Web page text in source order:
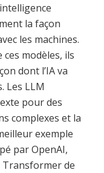
la façon
les machines.
modèles, ils
dont l’IA va
Les LLM
pour des
complexes et la
exemple
par OpenAI,
Transformer de